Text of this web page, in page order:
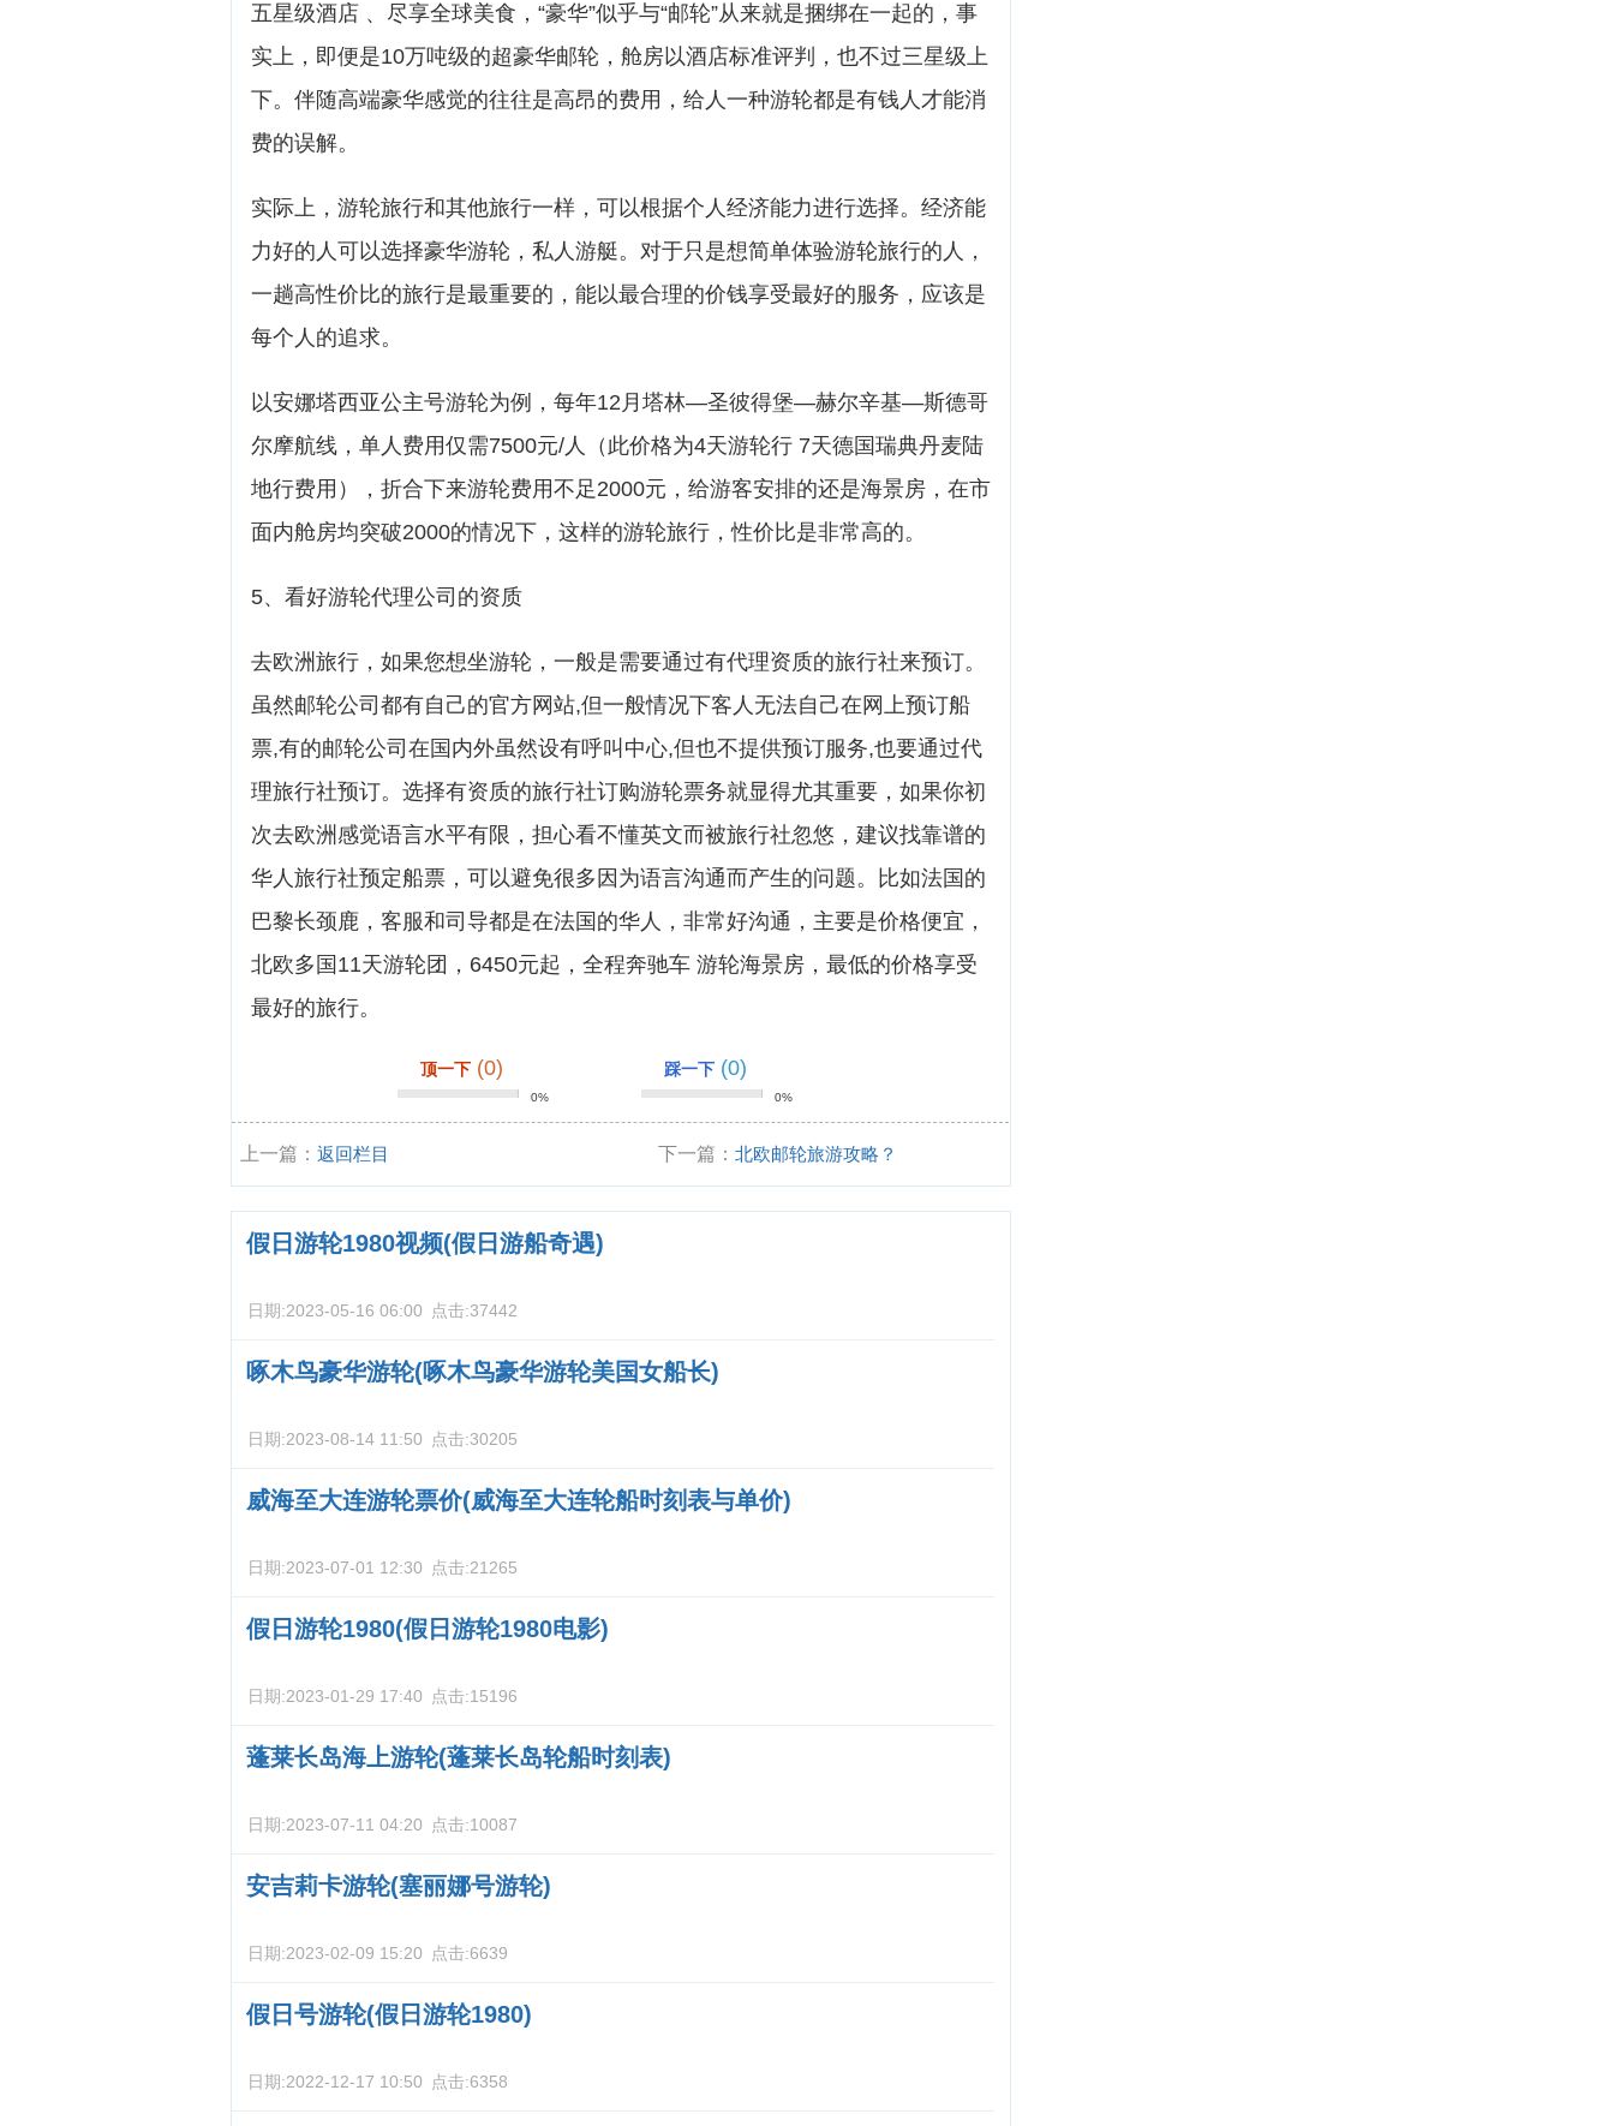
五星级酒店 、尽享全球美食，“豪华”似乎与“邮轮”从来就是捆绑在一起的，事
实上，即便是10万吨级的超豪华邮轮，舱房以酒店标准评判，也不过三星级上
下。伴随高端豪华感觉的往往是高昂的费用，给人一种游轮都是有钱人才能消
费的误解。
实际上，游轮旅行和其他旅行一样，可以根据个人经济能力进行选择。经济能
力好的人可以选择豪华游轮，私人游艇。对于只是想简单体验游轮旅行的人，
一趟高性价比的旅行是最重要的，能以最合理的价钱享受最好的服务，应该是
每个人的追求。
以安娜塔西亚公主号游轮为例，每年12月塔林—圣彼得堡—赫尔辛基—斯德哥
尔摩航线，单人费用仅需7500元/人（此价格为4天游轮行 7天德国瑞典丹麦陆
地行费用），折合下来游轮费用不足2000元，给游客安排的还是海景房，在市
面内舱房均突破2000的情况下，这样的游轮旅行，性价比是非常高的。
5、看好游轮代理公司的资质
去欧洲旅行，如果您想坐游轮，一般是需要通过有代理资质的旅行社来预订。
虽然邮轮公司都有自己的官方网站,但一般情况下客人无法自己在网上预订船
票,有的邮轮公司在国内外虽然设有呼叫中心,但也不提供预订服务,也要通过代
理旅行社预订。选择有资质的旅行社订购游轮票务就显得尤其重要，如果你初
次去欧洲感觉语言水平有限，担心看不懂英文而被旅行社忽悠，建议找靠谱的
华人旅行社预定船票，可以避免很多因为语言沟通而产生的问题。比如法国的
巴黎长颈鹿，客服和司导都是在法国的华人，非常好沟通，主要是价格便宜，
北欧多国11天游轮团，6450元起，全程奔驰车 游轮海景房，最低的价格享受
最好的旅行。
顶一下 (0)
0%
踩一下 (0)
0%
上一篇： 返回栏目 下一篇：北欧邮轮旅游攻略？
假日游轮1980视频(假日游船奇遇)
日期:2023-05-16 06:00 点击:37442
啄木鸟豪华游轮(啄木鸟豪华游轮美国女船长)
日期:2023-08-14 11:50 点击:30205
威海至大连游轮票价(威海至大连轮船时刻表与单价)
日期:2023-07-01 12:30 点击:21265
假日游轮1980(假日游轮1980电影)
日期:2023-01-29 17:40 点击:15196
蓬莱长岛海上游轮(蓬莱长岛轮船时刻表)
日期:2023-07-11 04:20 点击:10087
安吉莉卡游轮(塞丽娜号游轮)
日期:2023-02-09 15:20 点击:6639
假日号游轮(假日游轮1980)
日期:2022-12-17 10:50 点击:6358